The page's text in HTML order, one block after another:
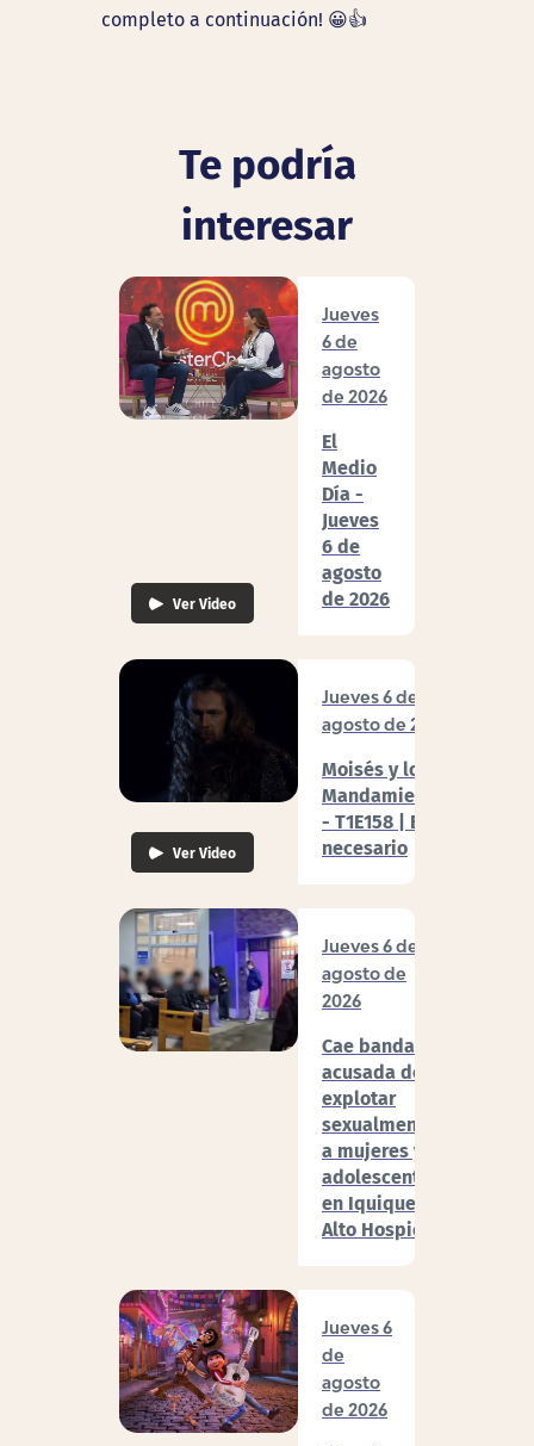
completo a continuación! 😀👍
Te podría
interesar
Ver Video
Jueves
6 de
agosto
de 2026
El
Medio
Día -
Jueves
6 de
agosto
de 2026
Ver Video
Jueves 6 de
agosto de 2026
Moisés y los 10
Mandamientos
- T1E158 | Era
necesario
Jueves 6 de
agosto de
2026
Cae banda
acusada de
explotar
sexualmente
a mujeres y
adolescentes
en Iquique y
Alto Hospicio
Jueves 6
de
agosto
de 2026